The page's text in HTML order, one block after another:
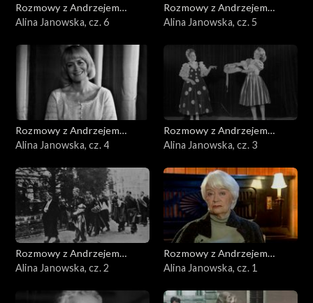
Rozmowy z Andrzejem
Doboszem
Alina Janowska, cz. 6
Rozmowy z Andrzejem
Doboszem
Alina Janowska, cz. 5
Rozmowy z Andrzejem
Doboszem
Alina Janowska, cz. 4
Rozmowy z Andrzejem
Doboszem
Alina Janowska, cz. 3
Rozmowy z Andrzejem
Doboszem
Alina Janowska, cz. 2
Rozmowy z Andrzejem
Doboszem
Alina Janowska, cz. 1